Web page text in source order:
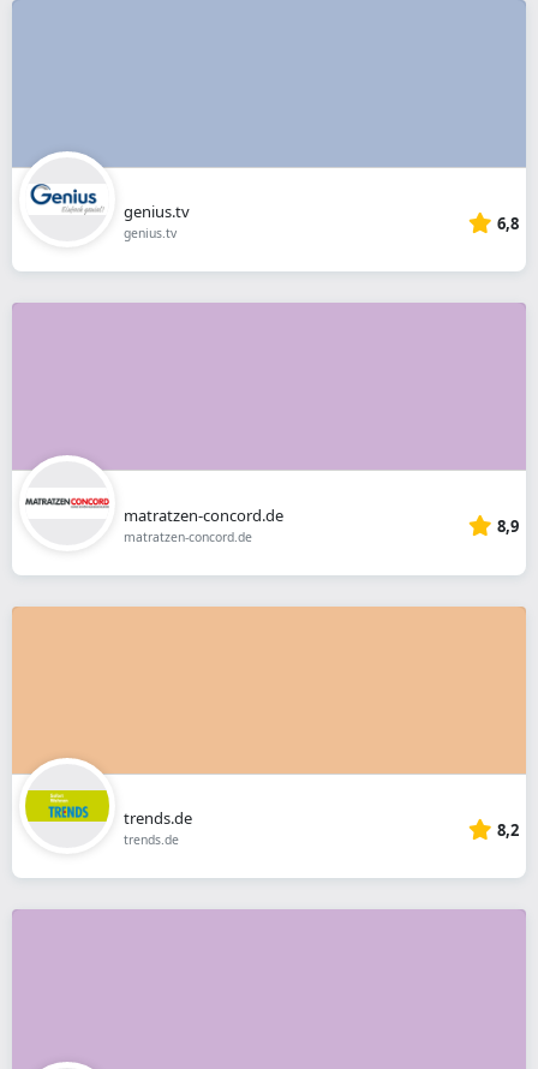
genius.tv
genius.tv 6,8
matratzen-concord.de
matratzen-concord.de 8,9
trends.de
trends.de 8,2